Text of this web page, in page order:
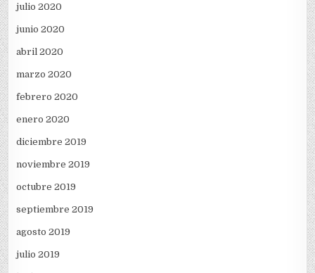
julio 2020
junio 2020
abril 2020
marzo 2020
febrero 2020
enero 2020
diciembre 2019
noviembre 2019
octubre 2019
septiembre 2019
agosto 2019
julio 2019